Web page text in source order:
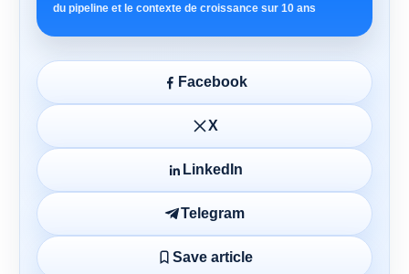
du pipeline et le contexte de croissance sur 10 ans
Facebook
X
LinkedIn
Telegram
Save article